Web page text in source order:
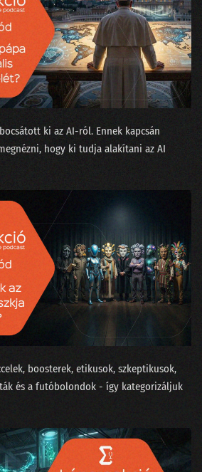
nem hallucinogén!
már régen AI alapú?
202 - A fogkrém buktatja le a csapatösszevonást?
201 - Pillanatfelvétel az ChatGPT nevű csatatérről
200 - Az elmúlt kétszáz adás legnagyobb megfejtései egy helyen!
az új ChatGPT?
196 - Mit keres a Big Tech Donald Trump hátsójában?
195 - Az USA-ban nem érdemes mérnöknek tanulni a H-1B miatt?
194 - Miért nem innováció a zoknigyűjtő robotporszívó?
AGI van? Lesz!
a meglódulás és kijózanodás éve
adattudós
a horkolás nyomában
ki⁠⁠ az AI-ról. Ennek kapcsán
hogy ki tudja alakítani az AI
boosterek, etikusok, szkeptikusok,
és a futóbolondok - így kategorizáljuk